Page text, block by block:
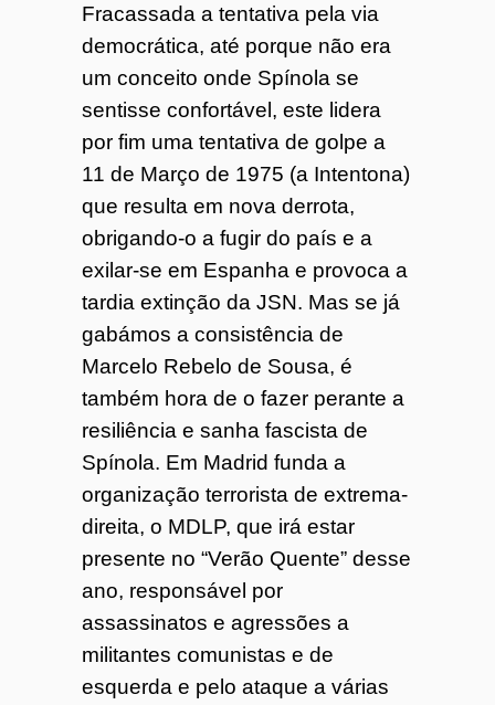
Fracassada a tentativa pela via
democrática, até porque não era
um conceito onde Spínola se
sentisse confortável, este lidera
por fim uma tentativa de golpe a
11 de Março de 1975 (a Intentona)
que resulta em nova derrota,
obrigando-o a fugir do país e a
exilar-se em Espanha e provoca a
tardia extinção da JSN. Mas se já
gabámos a consistência de
Marcelo Rebelo de Sousa, é
também hora de o fazer perante a
resiliência e sanha fascista de
Spínola. Em Madrid funda a
organização terrorista de extrema-
direita, o MDLP, que irá estar
presente no “Verão Quente” desse
ano, responsável por
assassinatos e agressões a
militantes comunistas e de
esquerda e pelo ataque a várias